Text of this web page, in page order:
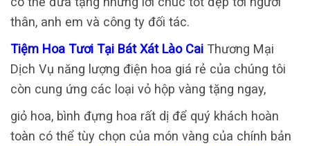
thân, anh em và công ty đối tác.
Tiệm Hoa Tươi Tại Bát Xát Lào Cai Thương Mại
Dịch Vụ năng lượng điện hoa giá rẻ của chúng tôi
còn cung ứng các loại vỏ hộp vàng tặng ngay,
giỏ hoa, bình đựng hoa rất dị để quý khách hoàn
toàn có thể tùy chọn của món vàng của chính bản